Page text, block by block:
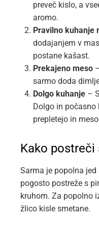
preveč kislo, a
aromo.
Pravilno kuhanje
dodajanjem v
postane kašast.
Prekajeno meso
sarmo doda
Dolgo kuhanje –
Dolgo in počasno
prepletejo in
Kako postreči
Sarma je popolna jed
pogosto postreže s
kruhom. Za popolno
žlico kisle smetane.